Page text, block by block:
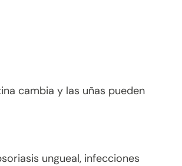
cambia y las uñas pueden
ungueal, infecciones